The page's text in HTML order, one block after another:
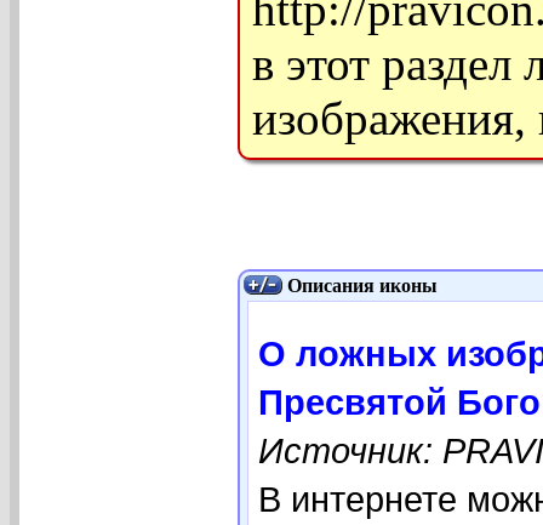
в этот
изображения,
Описания иконы
О ложных
Пресвятой
Источник:
В интернете